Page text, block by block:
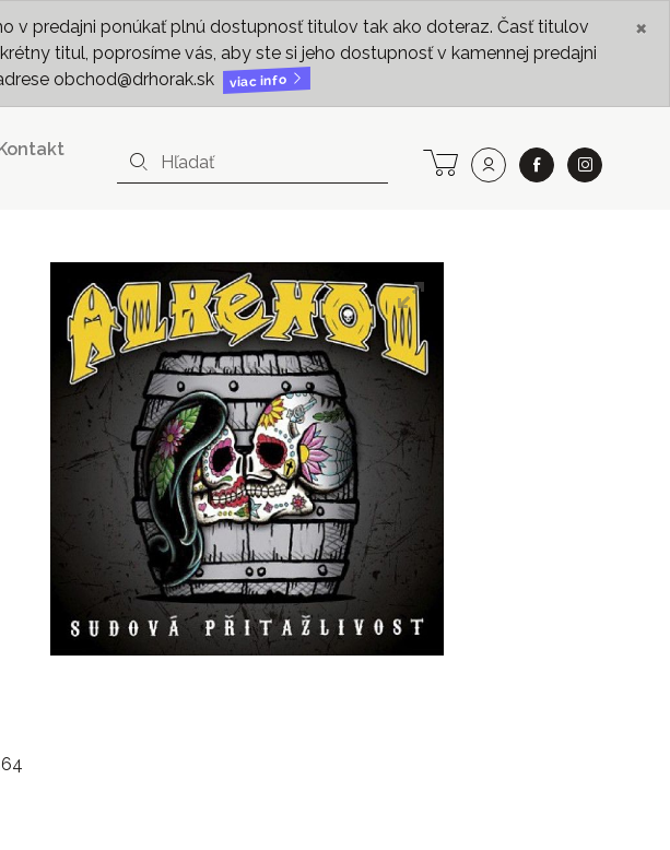
v predajni ponúkať plnú dostupnosť titulov tak ako doteraz. Časť titulov
titul, poprosíme vás, aby ste si jeho dostupnosť v kamennej predajni
obchod@drhorak.sk
viac info
×